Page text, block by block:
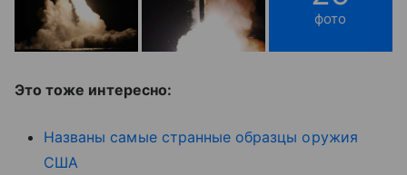
фото
Это тоже интересно:
Названы самые странные образцы оружия
США